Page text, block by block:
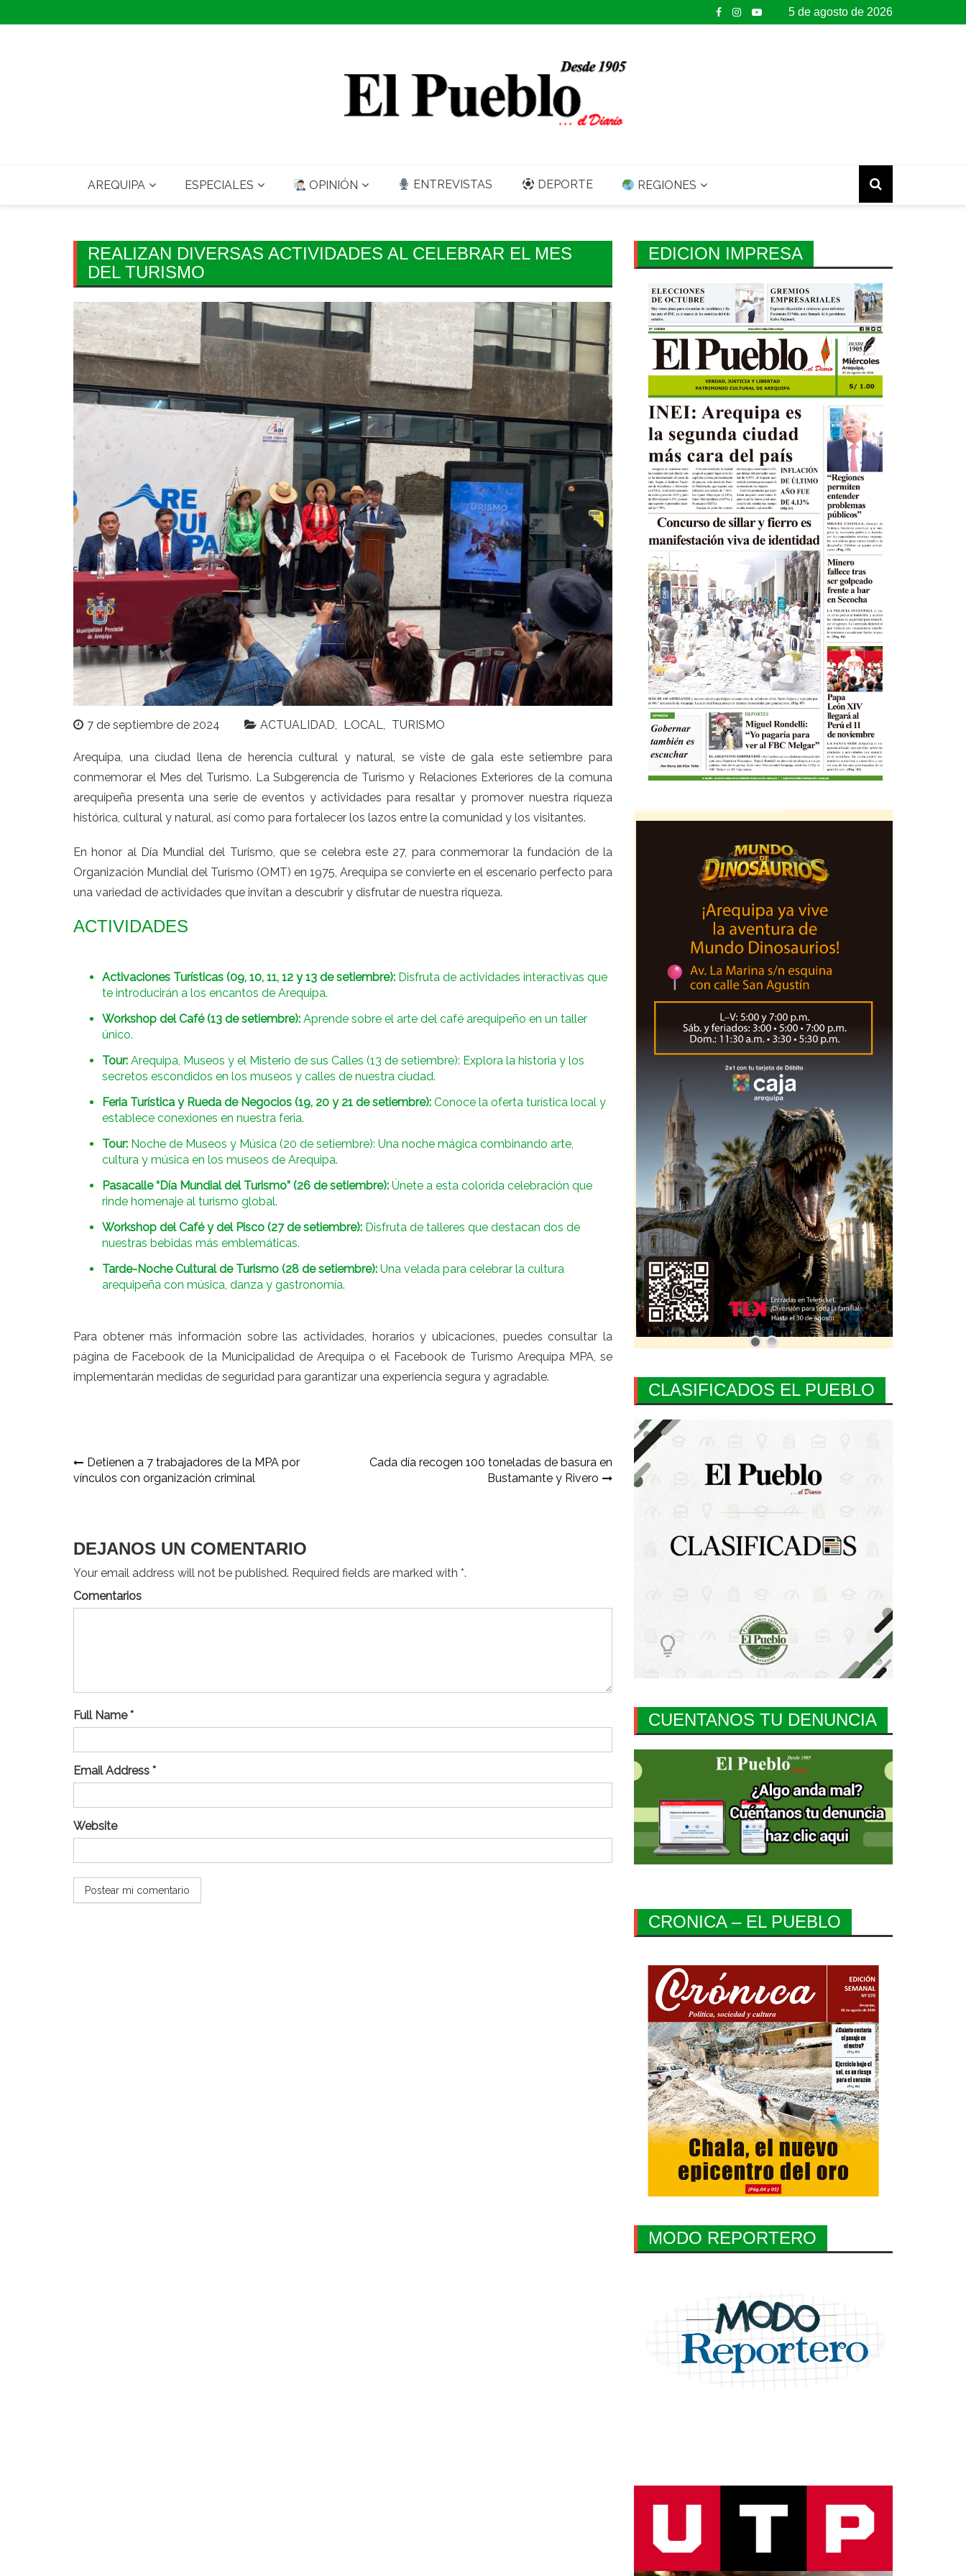
to
5 de agosto de 2026
AREQUIPA ESPECIALES OPINIÓN ENTREVISTAS DEPORTE REGIONES
REALIZAN DIVERSAS ACTIVIDADES AL CELEBRAR EL MES
DEL TURISMO
7 de septiembre de 2024 ACTUALIDAD LOCAL TURISMO
Arequipa, una ciudad llena de herencia cultural y natural, se viste de gala este setiembre para
conmemorar el Mes del Turismo. La Subgerencia de Turismo y Relaciones Exteriores de la comuna
arequipeña presenta una serie de eventos y actividades para resaltar y promover nuestra riqueza
histórica, cultural y natural, así como para fortalecer los lazos entre la comunidad y los visitantes.
En honor al Día Mundial del Turismo, que se celebra este 27, para conmemorar la fundación de la
Organización Mundial del Turismo (OMT) en 1975, Arequipa se convierte en el escenario perfecto para
una variedad de actividades que invitan a descubrir y disfrutar de nuestra riqueza.
ACTIVIDADES
Activaciones Turísticas (09, 10, 11, 12 y 13 de setiembre): Disfruta de actividades interactivas que
te introducirán a los encantos de Arequipa.
Workshop del Café (13 de setiembre): Aprende sobre el arte del café arequipeño en un taller
único.
Tour: Arequipa, Museos y el Misterio de sus Calles (13 de setiembre): Explora la historia y los
secretos escondidos en los museos y calles de nuestra ciudad.
Feria Turística y Rueda de Negocios (19, 20 y 21 de setiembre): Conoce la oferta turística local y
establece conexiones en nuestra feria.
Tour: Noche de Museos y Música (20 de setiembre): Una noche mágica combinando arte,
cultura y música en los museos de Arequipa.
Pasacalle “Día Mundial del Turismo” (26 de setiembre): Únete a esta colorida celebración que
rinde homenaje al turismo global.
Workshop del Café y del Pisco (27 de setiembre): Disfruta de talleres que destacan dos de
nuestras bebidas más emblemáticas.
Tarde-Noche Cultural de Turismo (28 de setiembre): Una velada para celebrar la cultura
arequipeña con música, danza y gastronomía.
Para obtener más información sobre las actividades, horarios y ubicaciones, puedes consultar la
página de Facebook de la Municipalidad de Arequipa o el Facebook de Turismo Arequipa MPA, se
implementarán medidas de seguridad para garantizar una experiencia segura y agradable.
Navegación
de
Detienen a 7 trabajadores de la MPA por
vínculos con organización criminal
Cada día recogen 100 toneladas de basura en
Bustamante y Rivero
DEJANOS UN COMENTARIO
Your email address will not be published. Required fields are marked with *.
Comentarios
Full Name *
Email Address *
Website
EDICION IMPRESA
CLASIFICADOS EL PUEBLO
CUENTANOS TU DENUNCIA
CRONICA – EL PUEBLO
MODO REPORTERO